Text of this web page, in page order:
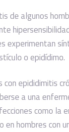
de algunos
experimentan
o epidídimo.
con epididimitis
a una
como la
en hombres con